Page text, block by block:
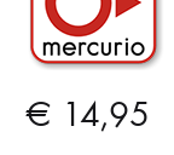
€ 14,95